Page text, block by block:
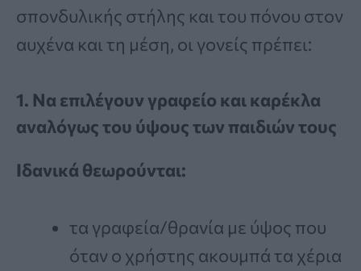
σπονδυλικής στήλης και του πόνου στον
αυχένα και τη μέση, οι γονείς πρέπει:
1. Να επιλέγουν γραφείο και καρέκλα
αναλόγως του ύψους των παιδιών τους
Ιδανικά θεωρούνται:
τα γραφεία/θρανία με ύψος που
όταν ο χρήστης ακουμπά τα χέρια